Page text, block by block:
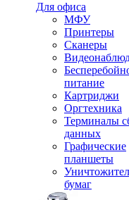
Для офиса
МФУ
Принтеры
Сканеры
питание
Картриджи
Оргтехника
Терминалы
данных
Графические
планшеты
бумаг